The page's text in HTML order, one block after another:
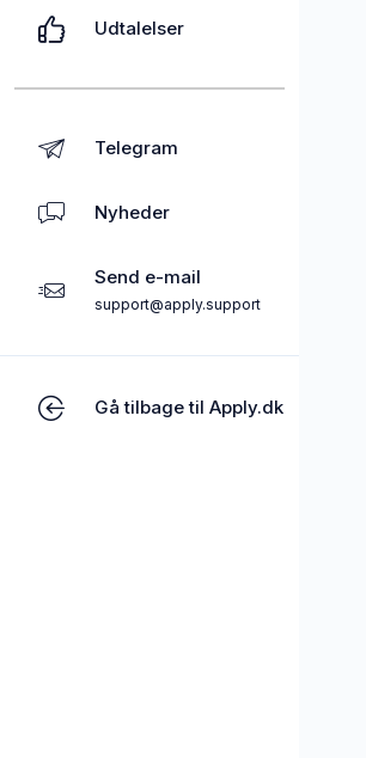
Udtalelser
Telegram
Nyheder
Send e-mail
support@apply.support
Gå tilbage til Apply.dk